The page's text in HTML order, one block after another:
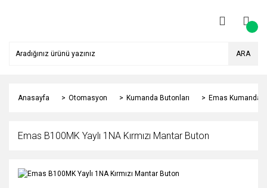
ARA
Anasayfa Otomasyon Kumanda Butonları Emas Kumanda
Emas B100MK Yaylı 1NA Kırmızı Mantar Buton